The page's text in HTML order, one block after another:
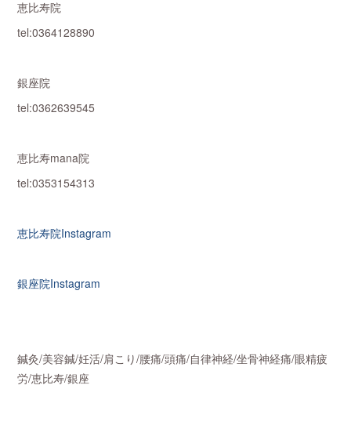
恵比寿院
tel:0364128890
銀座院
tel:0362639545
恵比寿mana院
tel:0353154313
恵比寿院Instagram
銀座院Instagram
鍼灸/美容鍼/妊活/肩こり/腰痛/頭痛/自律神経/坐骨神経痛/眼精疲
労/恵比寿/銀座